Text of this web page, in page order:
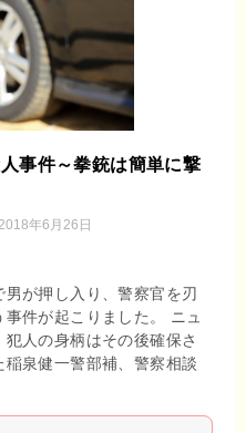
事件～拳銃は簡単に撃
2018年6月26日
が押し入り、警察官を刃
件が起こりました。 ニュ
人の身柄はその後確保さ
泉健一警部補、警察相談